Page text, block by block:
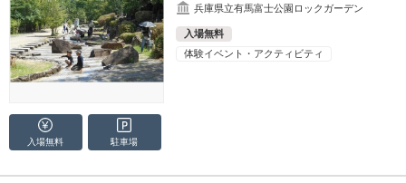
兵庫県立有馬富士公園ロックガーデン
入場無料
体験イベント・アクティビティ
入場無料 駐車場